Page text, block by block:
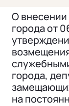
О
города от
города,
на